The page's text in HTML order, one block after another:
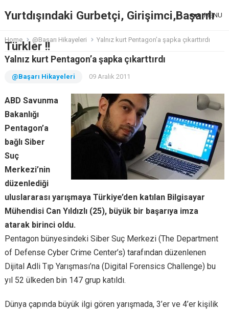
Yurtdışındaki Gurbetçi, Girişimci,Başarılı
Türkler !!
MENU
Home @Başarı Hikayeleri Yalnız kurt Pentagon’a şapka çıkarttırdı
Yalnız kurt Pentagon’a şapka çıkarttırdı
@Başarı Hikayeleri 09 Aralık 2011
ABD Savunma
Bakanlığı
Pentagon’a
bağlı Siber
Suç
Merkezi’nin
düzenlediği
uluslararası yarışmaya Türkiye’den katılan Bilgisayar
Mühendisi Can Yıldızlı (25), büyük bir başarıya imza
atarak birinci oldu.
Pentagon bünyesindeki Siber Suç Merkezi (The Department
of Defense Cyber Crime Center’s) tarafından düzenlenen
Dijital Adli Tıp Yarışması’na (Digital Forensics Challenge) bu
yıl 52 ülkeden bin 147 grup katıldı.
Dünya çapında büyük ilgi gören yarışmada, 3’er ve 4’er kişilik